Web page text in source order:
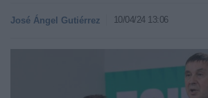
José Ángel Gutiérrez 10/04/24 13:06